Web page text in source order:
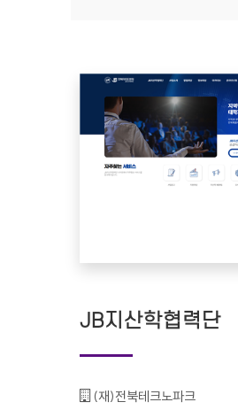
JB지산학협력단
기관명 :
(재)전북테크노파크